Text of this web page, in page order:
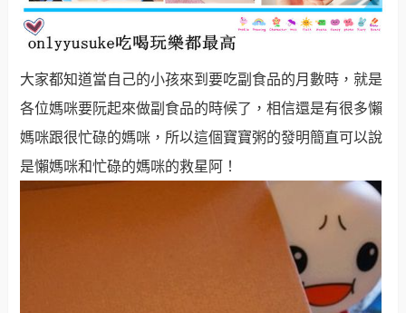
大家都知道當自己的小孩來到要吃副食品的月數時，就是
各位媽咪要阮起來做副食品的時候了，相信還是有很多懶
媽咪跟很忙碌的媽咪，所以這個寶寶粥的發明簡直可以說
是懶媽咪和忙碌的媽咪的救星阿！